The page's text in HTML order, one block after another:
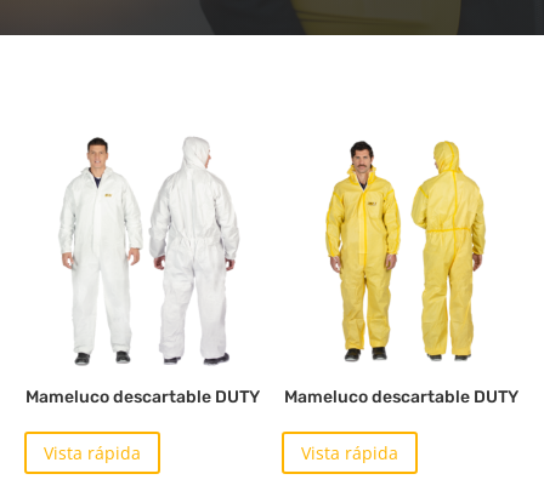
Mameluco descartable DUTY
Vista rápida
Mameluco descartable DUTY
Vista rápida